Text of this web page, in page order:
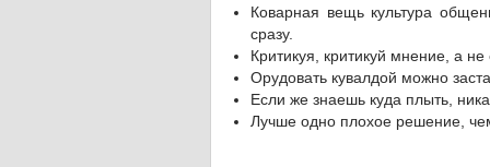
Коварная вещь культура
сразу.
Критикуя, критикуй мнение, а не
Орудовать кувалдой можно
Если же знаешь куда плыть,
Лучше одно плохое решение,